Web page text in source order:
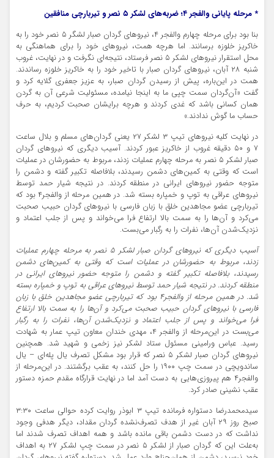
* مرحله پایانی والفجر ۴؛ ضربه‌های لشکر ۵ نصر و تیربارچی منافقین
بنا بود برای مرحله چهارم والفجر ۴، نیروهای گردان صبار لشگر ۵ نصر خود را به
خاکریز خلوزه برسانند. اما هرچه همت، نیروهای خود را برای هماهنگی به
محل استقرار نیروهای لشکر ۵ نصر فرستاد، نتیجه‌ای نگرفت و در نهایت، غروب
شنبه ۲۸ آبان، نیروهای گردان صبار با تاخیر خود را به خاکریز خلوزه رساندند.
همت در این‌باره، پیش از رسیدن گردان صبار، به عزیز جعفری گلایه کرد و
گفت «آن‌گردان سمت چپی ما به اینجا نیامده، مسئولیت شرعی آن به گردن
همان کسانی باشد که غدی کردند و هرچه برایشان صحبت کردیم، به حرف
حساب ما گوش ندادند.»
در نهایت کلیه نیروهای تیپ ۳ لشکر ۲۷ یعنی گردان‌های مسلم و بلال ساعت
۷ و ۵۰ دقیقه غروب از خاکریز عبور کردند. آسیب دیگری که نیروهای گردان
صبار لشکر ۵ نصر به مرحله چهارم عملیات زدند، مربوط به حضورشان در عملیات
است که وقتی به کمین‌های دشمن رسیدند، بلافاصله تکبیر گفته و دشمن را
متوجه حضور نیروهای ایرانی در منطقه کردند. در نتیجه شیار حمد توسط
نیروهای عراقی به توپ و خمپاره بسته شد. در همین مرحله از والفجر۴ بود که
تیربارچی عضو مجاهدین خلق با زبان فارسی با نیروهای گردان حبیب صحبت
می‌کرد و آن‌ها را به سمت بالا ارتفاع فرا می‌خواند و پس از جلب اعتماد و
نزدیک‌شدن آن‌ها، نفرات را به رگبار می‌بست.
آسیب دیگری که نیروهای گردان صبار لشکر ۵ نصر به مرحله چهارم عملیات
زدند، مربوط به حضورشان در عملیات است که وقتی به کمین‌های دشمن
رسیدند، بلافاصله تکبیر گفته و دشمن را متوجه حضور نیروهای ایرانی در
منطقه کردند. در نتیجه شیار حمد توسط نیروهای عراقی به توپ و خمپاره بسته
شد. در همین مرحله از والفجر۴ بود که تیربارچی عضو مجاهدین خلق با زبان
فارسی با نیروهای گردان حبیب صحبت می‌کرد و آن‌ها را به سمت بالا ارتفاع
فرا می‌خواند و پس از جلب اعتماد و نزدیک‌شدن آن‌ها، نفرات را به رگبار
می‌بست
در این‌مرحله از والفجر ۴، مهدی خندان معاون تیپ عمار به شهادت
رسید. عباس ورامینی مسئول ستاد لشکر نیز زخمی و شهید شد. همچنین
نیروهای گردان صبار لشکر ۵ نصر که قرار بود مشکل تصرف یال پله‌ای – یال
ساندویچی در سمت چپ ۱۹۰۰ را حل کنند، به عقب برگشتند. در این‌مرحله از
والفجر۴ هم پیروزی‌هایی به دست آمد اما در نهایت قرارگاه مقدم حمزه دستور
عقب نشینی صادر کرد.
سیدمحمدرضا دستواره فرمانده تیپ ۳ ابوذر روایت کرده حوالی ساعت ۳:۳۰
صبح روز ۲۹ آبان غیر از هدف تصرف‌نشده گردان مقداد، دیگر هدفی وجود
نداشت که در دست دشمن باقی مانده باشد و همه اهداف تصرف شدند اما
به‌علت این که گردان صبار از لشکر ۵ نصر در سمت چپ لشکر ۲۷ به اهداف